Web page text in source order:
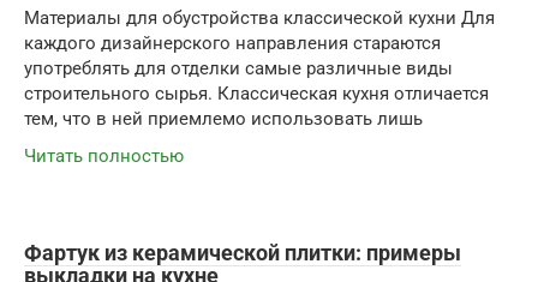
Материалы для обустройства классической кухни Для
каждого дизайнерского направления стараются
употреблять для отделки самые различные виды
строительного сырья. Классическая кухня отличается
тем, что в ней приемлемо использовать лишь
Читать полностью
Фартук из керамической плитки: примеры
выкладки на кухне